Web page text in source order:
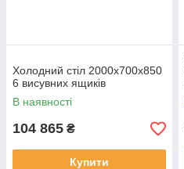
Холодний стіл 2000x700х850
6 висувних ящиків
В наявності
104 865 ₴
Купити